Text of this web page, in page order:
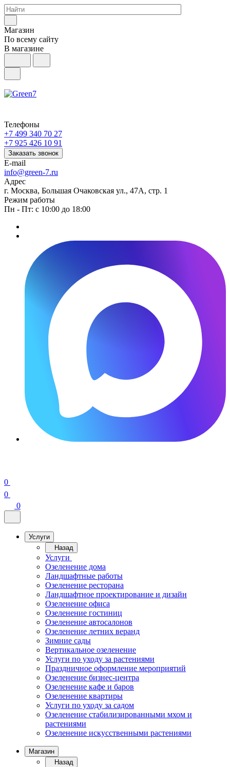
Магазин
По всему сайту
В магазине
Телефоны
+7 499 340 70 27
+7 925 426 10 91
Заказать звонок
E-mail
info@green-7.ru
Адрес
г. Москва, Большая Очаковская ул., 47А, стр. 1
Режим работы
Пн - Пт: с 10:00 до 18:00
0
0
0
Услуги
Назад
Услуги
Озеленение дома
Ландшафтные работы
Озеленение ресторана
Ландшафтное проектирование и дизайн
Озеленение офиса
Озеленение гостиниц
Озеленение автосалонов
Озеленение летних веранд
Зимние сады
Вертикальное озеленение
Услуги по уходу за растениями
Праздничное оформление мероприятий
Озеленение бизнес-центра
Озеленение кафе и баров
Озеленение квартиры
Услуги по уходу за садом
Озеленение стабилизированными мхом и
растениями
Озеленение искусственными растениями
Магазин
Назад